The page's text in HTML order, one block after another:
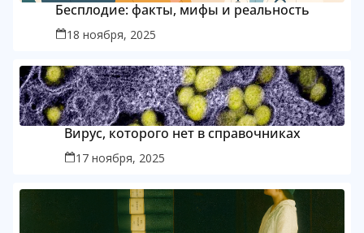
Бесплодие: факты, мифы и реальность
18 ноября, 2025
Вирус, которого нет в справочниках
17 ноября, 2025